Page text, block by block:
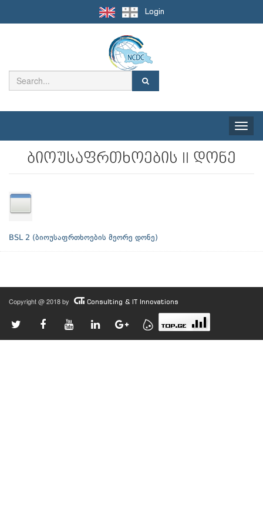
Login
Toggle
ბიოუსაფრთხოების II დონე
BSL 2 (ბიოუსაფრთხოების მეორე დონე)
Copyright @ 2018 by Consulting & IT Innovations